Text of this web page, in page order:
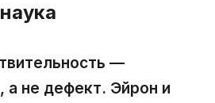
—
а не дефект. Эйрон и